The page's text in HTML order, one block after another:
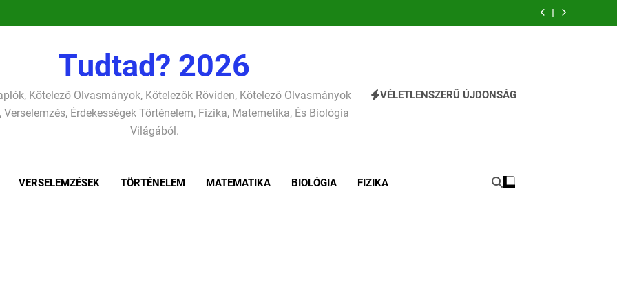
Tudtad? 2026
Kötelező Olvasmányok, Kötelezők Röviden, Kötelező Olvasmányok
Verselemzés, Érdekességek Történelem, Fizika, Matemetika, És Biológia
Világából.
VÉLETLENSZERŰ ÚJDONSÁG
VERSELEMZÉSEK TÖRTÉNELEM MATEMATIKA BIOLÓGIA FIZIKA